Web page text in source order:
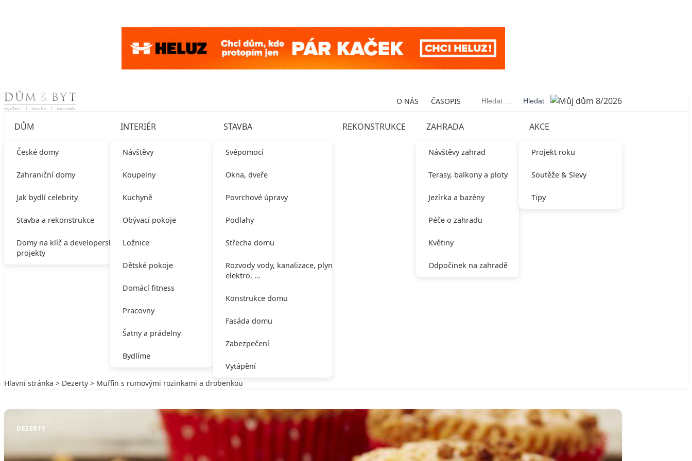
Skip to content O NÁS ČASOPIS Vyhledávání
DŮM
České domy
Zahraniční domy
Jak bydlí celebrity
Stavba a rekonstrukce
Domy na klíč a developerské
projekty
INTERIÉR
Návštěvy
Koupelny
Kuchyně
Obývací pokoje
Ložnice
Dětské pokoje
Domácí fitness
Pracovny
Šatny a prádelny
Bydlíme
STAVBA
Svépomocí
Okna, dveře
Povrchové úpravy
Podlahy
Střecha domu
Rozvody vody, kanalizace, plynu,
elektro, …
Konstrukce domu
Fasáda domu
Zabezpečení
Vytápění
REKONSTRUKCE ZAHRADA
Návštěvy zahrad
Terasy, balkony a ploty
Jezírka a bazény
Péče o zahradu
Květiny
Odpočinek na zahradě
AKCE
Projekt roku
Soutěže & Slevy
Tipy
Hlavní stránka > Dezerty > Muffin s rumovými rozinkami a drobenkou
DEZERTY